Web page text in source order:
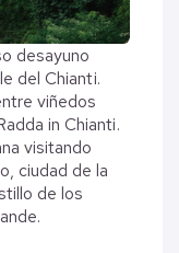
desayuno
del Chianti.
viñedos
in Chianti.
visitando
ciudad de la
de los